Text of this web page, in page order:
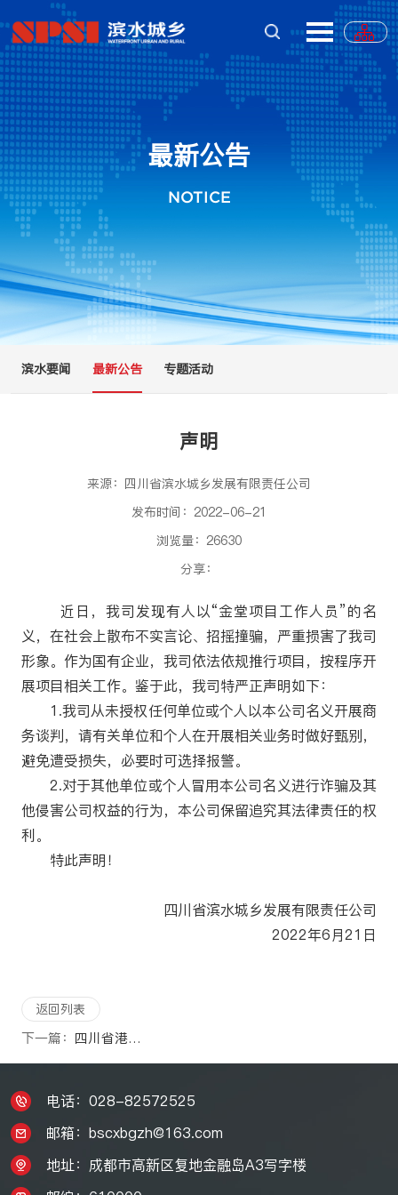
最新公告
NOTICE
滨水要闻 最新公告 专题活动
声明
来源：四川省滨水城乡发展有限责任公司
发布时间：2022-06-21
浏览量：26630
分享：
近日，我司发现有人以“金堂项目工作人员”的名
义，在社会上散布不实言论、招摇撞骗，严重损害了我司
形象。作为国有企业，我司依法依规推行项目，按程序开
展项目相关工作。鉴于此，我司特严正声明如下：
1.我司从未授权任何单位或个人以本公司名义开展商
务谈判，请有关单位和个人在开展相关业务时做好甄别，
避免遭受损失，必要时可选择报警。
2.对于其他单位或个人冒用本公司名义进行诈骗及其
他侵害公司权益的行为，本公司保留追究其法律责任的权
利。
特此声明！
四川省滨水城乡发展有限责任公司
2022年6月21日
返回列表
下一篇： 四川省港航投资集团有限责任公司公开招聘公告
电话：028-82572525
邮箱：bscxbgzh@163.com
地址：成都市高新区复地金融岛A3写字楼